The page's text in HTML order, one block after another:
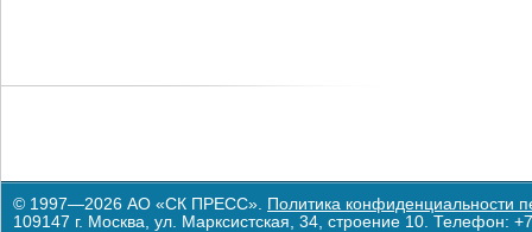
© 1997—2026 АО «СК ПРЕСС». Политика конфиденциальности
109147 г. Москва, ул. Марксистская, 34, строение 10. Телефон: